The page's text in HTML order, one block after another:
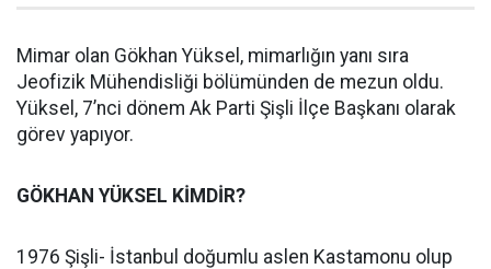
Mimar olan Gökhan Yüksel, mimarlığın yanı sıra
Jeofizik Mühendisliği bölümünden de mezun oldu.
Yüksel, 7’nci dönem Ak Parti Şişli İlçe Başkanı olarak
görev yapıyor.
GÖKHAN YÜKSEL KİMDİR?
1976 Şişli- İstanbul doğumlu aslen Kastamonu olup